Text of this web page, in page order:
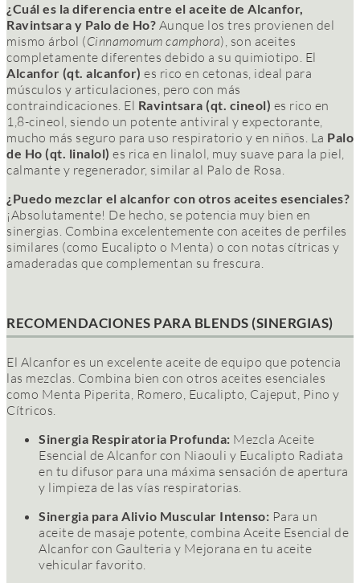
¿Cuál es la diferencia entre el aceite de Alcanfor,
Ravintsara y Palo de Ho? Aunque los tres provienen del
mismo árbol (Cinnamomum camphora), son aceites
completamente diferentes debido a su quimiotipo. El
Alcanfor (qt. alcanfor) es rico en cetonas, ideal para
músculos y articulaciones, pero con más
contraindicaciones. El Ravintsara (qt. cineol) es rico en
1,8-cineol, siendo un potente antiviral y expectorante,
mucho más seguro para uso respiratorio y en niños. La Palo
de Ho (qt. linalol) es rica en linalol, muy suave para la piel,
calmante y regenerador, similar al Palo de Rosa.
¿Puedo mezclar el alcanfor con otros aceites esenciales?
¡Absolutamente! De hecho, se potencia muy bien en
sinergias. Combina excelentemente con aceites de perfiles
similares (como Eucalipto o Menta) o con notas cítricas y
amaderadas que complementan su frescura.
RECOMENDACIONES PARA BLENDS (SINERGIAS)
El Alcanfor es un excelente aceite de equipo que potencia
las mezclas. Combina bien con otros aceites esenciales
como Menta Piperita, Romero, Eucalipto, Cajeput, Pino y
Cítricos.
Sinergia Respiratoria Profunda: Mezcla Aceite
Esencial de Alcanfor con Niaouli y Eucalipto Radiata
en tu difusor para una máxima sensación de apertura
y limpieza de las vías respiratorias.
Sinergia para Alivio Muscular Intenso: Para un
aceite de masaje potente, combina Aceite Esencial de
Alcanfor con Gaulteria y Mejorana en tu aceite
vehicular favorito.